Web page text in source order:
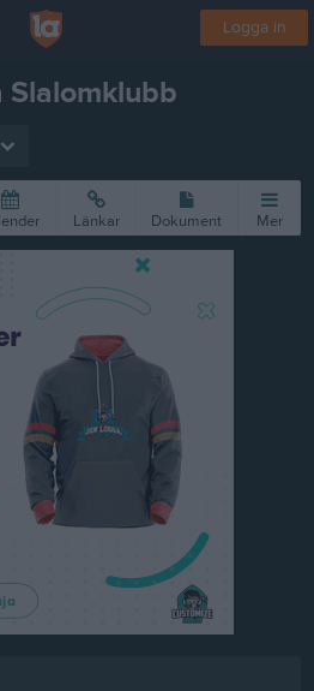
Logga in
Slalomklubb
Länkar Dokument Mer